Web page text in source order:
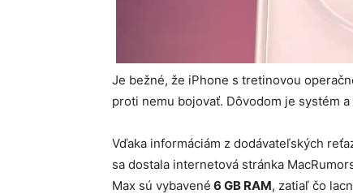
Je bežné, že iPhone s tretinovou
proti nemu bojovať. Dôvodom je systém
Vďaka informáciám z dodávateľských
sa dostala internetová stránka
Max sú vybavené 6 GB RAM, zatiaľ čo